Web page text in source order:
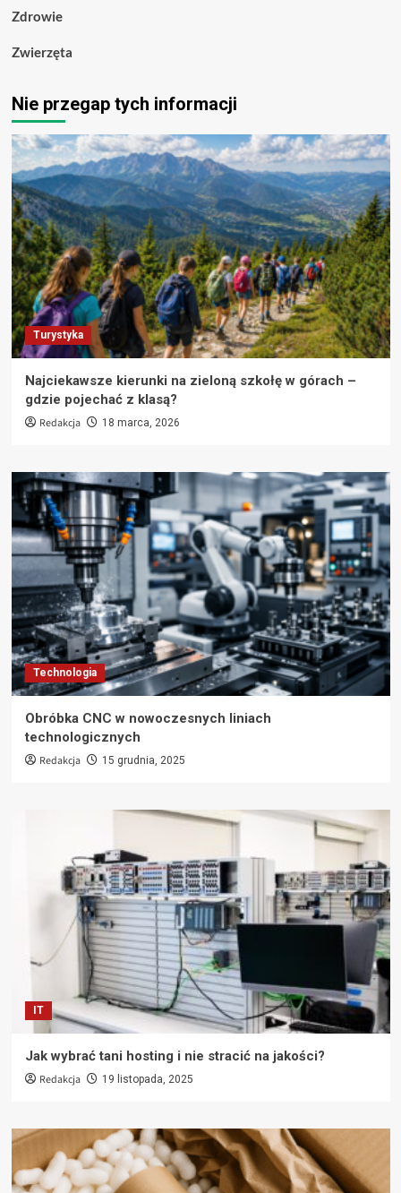
Zdrowie
Zwierzęta
Nie przegap tych informacji
Turystyka
Najciekawsze kierunki na zieloną szkołę w górach –
gdzie pojechać z klasą?
Redakcja 18 marca, 2026
Technologia
Obróbka CNC w nowoczesnych liniach
technologicznych
Redakcja 15 grudnia, 2025
IT
Jak wybrać tani hosting i nie stracić na jakości?
Redakcja 19 listopada, 2025